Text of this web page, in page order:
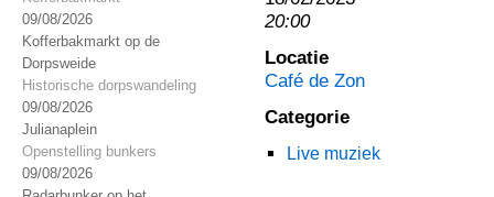
09/08/2026
Kofferbakmarkt op de
Dorpsweide
Historische dorpswandeling
09/08/2026
Julianaplein
Openstelling bunkers
09/08/2026
20:00
Locatie
Café de Zon
Categorie
Live muziek